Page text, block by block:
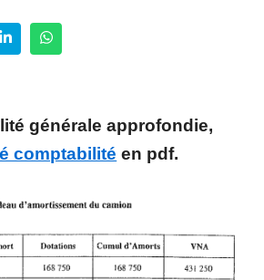
générale approfondie,
comptabilité en pdf.